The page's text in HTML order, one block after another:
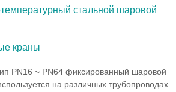
стальной шаровой
краны
PN16 ~ PN64 фиксированный шаровой
на различных трубопроводах